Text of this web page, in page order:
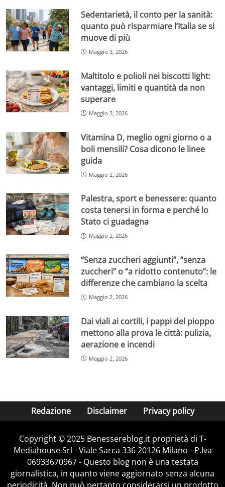
Sedentarietà, il conto per la sanità:
quanto può risparmiare l’Italia se si
muove di più
Maggio 3, 2026
Maltitolo e polioli nei biscotti light:
vantaggi, limiti e quantità da non
superare
Maggio 3, 2026
Vitamina D, meglio ogni giorno o a
boli mensili? Cosa dicono le linee
guida
Maggio 2, 2026
Palestra, sport e benessere: quanto
costa tenersi in forma e perché lo
Stato ci guadagna
Maggio 2, 2026
“Senza zuccheri aggiunti”, “senza
zuccheri” o “a ridotto contenuto”: le
differenze che cambiano la scelta
Maggio 2, 2026
Dai viali ai cortili, i pappi del pioppo
mettono alla prova le città: pulizia,
aerazione e incendi
Maggio 2, 2026
Redazione Disclaimer Privacy policy
Copyright © 2025 Benessereblog.it proprietà di T-
Mediahouse Srl - Viale Sarca 336 20126 Milano - P.Iva
06933670967 - Questo blog non è una testata
giornalistica, in quanto viene aggiornato senza alcuna